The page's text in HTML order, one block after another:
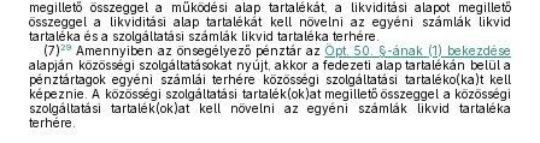
megillető összeggel a működési alap tartalékát, a likviditási alapot megillető
összeggel a likviditási alap tartalékát kell növelni az egyéni számlák likvid
tartaléka és a szolgáltatási számlák likvid tartaléka terhére.
(7)29 Amennyiben az önsegélyező pénztár az Öpt. 50. §-ának (1) bekezdése
alapján közösségi szolgáltatásokat nyújt, akkor a fedezeti alap tartalékán belül a
pénztártagok egyéni számlái terhére közösségi szolgáltatási tartaléko(ka)t kell
képeznie. A közösségi szolgáltatási tartalék(ok)at megillető összeggel a közösségi
szolgáltatási tartalék(ok)at kell növelni az egyéni számlák likvid tartaléka
terhére.